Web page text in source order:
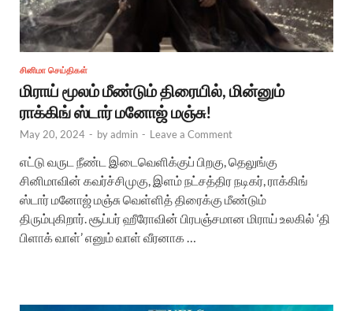
சினிமா செய்திகள்
மிராய் மூலம் மீண்டும் திரையில், மின்னும்
ராக்கிங் ஸ்டார் மனோஜ் மஞ்சு!
May 20, 2024 - byadmin - Leave a Comment
எட்டு வருட நீண்ட இடைவெளிக்குப் பிறகு, தெலுங்கு
சினிமாவின் கவர்ச்சிமுகு, இளம் நட்சத்திர நடிகர், ராக்கிங்
ஸ்டார் மனோஜ் மஞ்சு வெள்ளித் திரைக்கு மீண்டும்
திரும்புகிறார். சூப்பர் ஹீரோவின் பிரபஞ்சமான மிராய் உலகில் ‘தி
பிளாக் வாள்’ எனும் வாள் வீரனாக …